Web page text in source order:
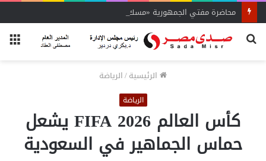
محاضرة مفتي الجمهورية «مسك ختام» فعاليات الفوج الأول
بحث
الرئيسية/الرياضة
الرياضة
كأس العالم FIFA 2026 يشعل
حماس الجماهير في السعودية